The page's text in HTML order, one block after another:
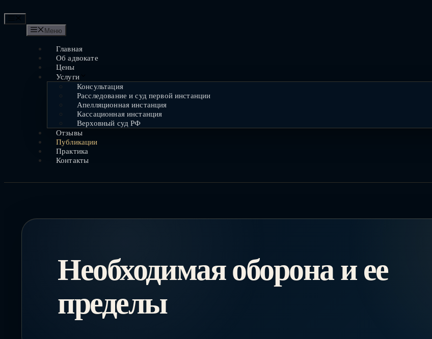
к
содержимому
Меню
Главная
Об адвокате
Цены
Услуги
Консультация
Расследование и суд первой инстанции
Апелляционная инстанция
Кассационная инстанция
Верховный суд РФ
Отзывы
Публикации
Практика
Контакты
Необходимая оборона и ее
пределы